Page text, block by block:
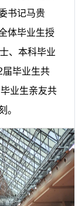
书记马贵
体毕业生授
、本科毕业
届毕业生共
业生亲友共
。